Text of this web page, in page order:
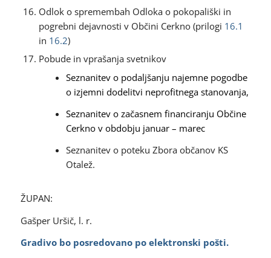
Odlok o spremembah Odloka o pokopališki in
pogrebni dejavnosti v Občini Cerkno (prilogi 16.1
in 16.2)
Pobude in vprašanja svetnikov
Seznanitev o podaljšanju najemne pogodbe
o izjemni dodelitvi neprofitnega stanovanja,
Seznanitev o začasnem financiranju Občine
Cerkno v obdobju januar – marec
Seznanitev o poteku Zbora občanov KS
Otalež.
ŽUPAN:
Gašper Uršič, l. r.
Gradivo bo posredovano po elektronski pošti.